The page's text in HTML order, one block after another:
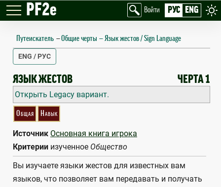
PF2e Войти РУС ENG
Путеискатель —Общие черты Язык жестов / Sign Language
ENG / РУС
ЯЗЫК ЖЕСТОВ
SIGN LANGUAGE ЧЕРТА 1
Открыть Legacy вариант.
Общая Навык
Источник Основная книга игрока
Критерии изученное Общество
Вы изучаете языки жестов для известных вам
языков, что позволяет вам передавать и получать